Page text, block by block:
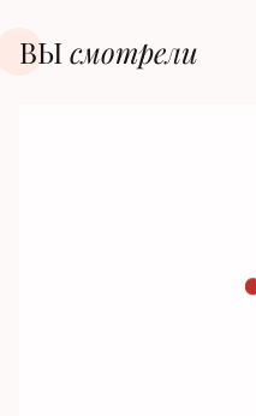
ВЫсмотрели